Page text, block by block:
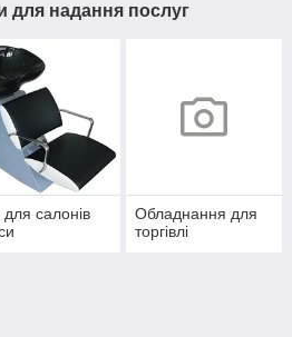
для надання послуг
для салонів
Обладнання для
торгівлі